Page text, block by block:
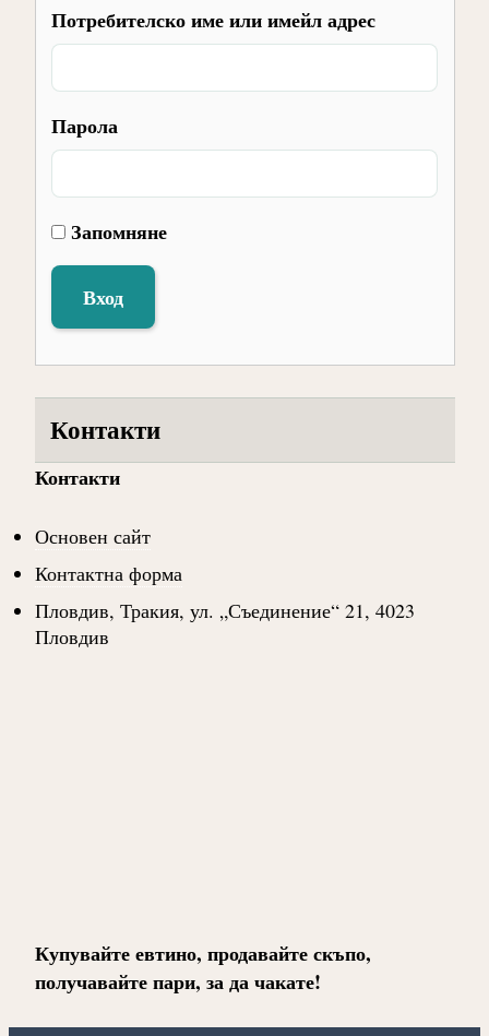
Потребителско име или имейл адрес
Парола
Запомняне
Вход
Контакти
Контакти
Основен сайт
Контактна форма
Пловдив, Тракия, ул. „Съединение“ 21, 4023
Пловдив
Купувайте евтино, продавайте скъпо,
получавайте пари, за да чакате!